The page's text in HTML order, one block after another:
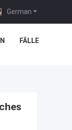
German
FÄLLE